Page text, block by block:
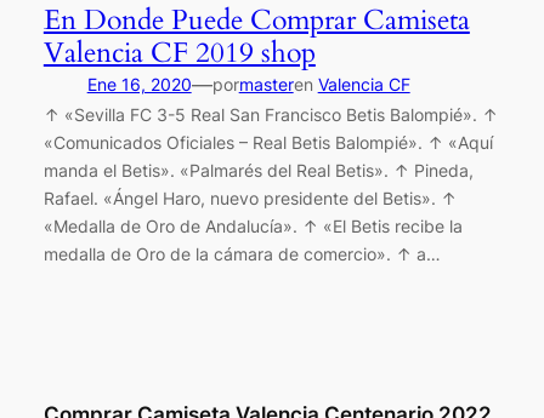
En Donde Puede Comprar Camiseta
Valencia CF 2019 shop
Ene 16, 2020—pormasteren Valencia CF
↑ «Sevilla FC 3-5 Real San Francisco Betis Balompié». ↑
«Comunicados Oficiales – Real Betis Balompié». ↑ «Aquí
manda el Betis». «Palmarés del Real Betis». ↑ Pineda,
Rafael. «Ángel Haro, nuevo presidente del Betis». ↑
«Medalla de Oro de Andalucía». ↑ «El Betis recibe la
medalla de Oro de la cámara de comercio». ↑ a…